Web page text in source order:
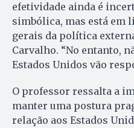
efetividade ainda é
simbólica, mas está
gerais da política
Carvalho. “No entanto,
Estados Unidos vão
O professor ressalta a
manter uma postura
relação aos Estados